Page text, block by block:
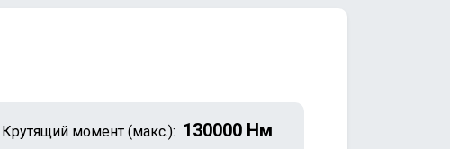
Крутящий момент (макс.): 130000 Нм